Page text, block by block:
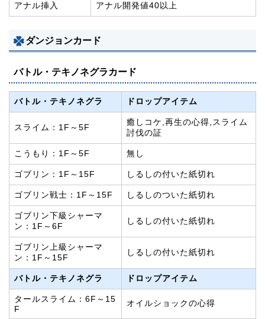
アナル挿入 アナル開発値40以上
ダンジョンカード
バトル・テキノネグラカード
バトル・テキノネグラ ドロップアイテム
スライム：1F～5F
癒しコケ,再生の心得,スライム
討伐の証
こうもり：1F～5F 無し
ゴブリン：1F～15F しるしの付いた紙切れ
ゴブリン戦士：1F～15F しるしのついた紙切れ
ゴブリン下級シャーマ
ン：1F～6F
しるしの付いた紙切れ
ゴブリン上級シャーマ
ン：1F～15F
しるしの付いた紙切れ
バトル・テキノネグラ ドロップアイテム
タールスライム：6F～15
F
オイルショックの心得